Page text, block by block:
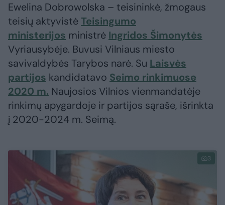
Ewelina Dobrowolska – teisininkė, žmogaus
teisių aktyvistėTeisingumo
ministerijos ministrė Ingridos Šimonytės
Vyriausybėje. Buvusi Vilniaus miesto
savivaldybės Tarybos narė. Su Laisvės
partijos kandidatavo Seimo rinkimuose
2020 m. Naujosios Vilnios vienmandatėje
rinkimų apygardoje ir partijos sąraše, išrinkta
į 2020-2024 m. Seimą.
3